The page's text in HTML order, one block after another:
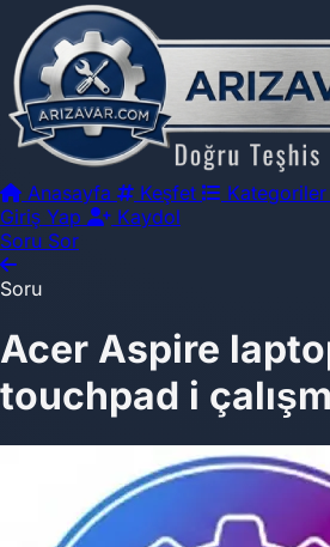
Anasayfa Keşfet Kategoriler
Giriş Yap
Kaydol
Soru Sor
Soru
Acer Aspire
touchpad i